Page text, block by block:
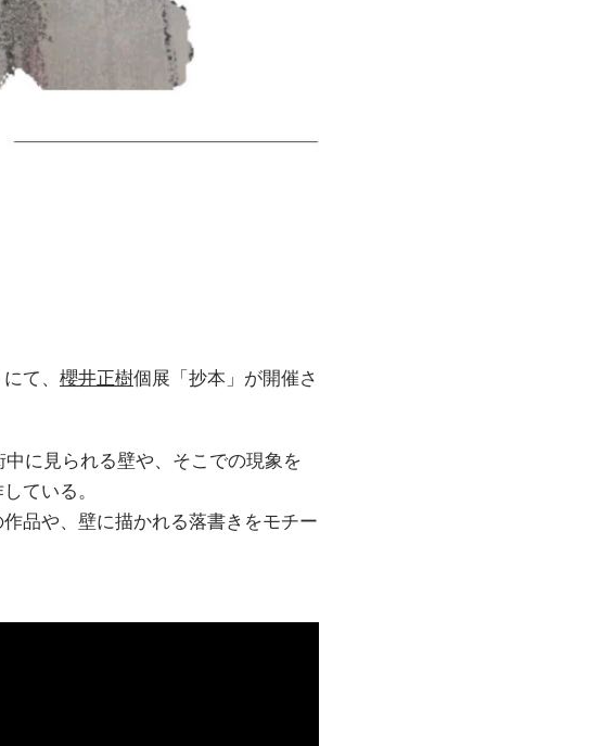
て、 櫻井正樹個展「抄本」が開催さ
に見られる壁や、そこでの現象を
ている。
品や、壁に描かれる落書きをモチー